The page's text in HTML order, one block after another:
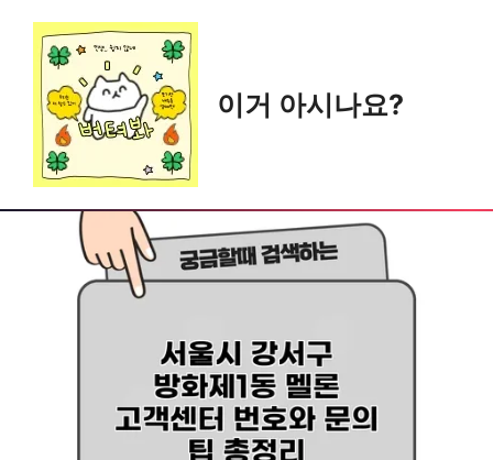
content
이거 아시나요?